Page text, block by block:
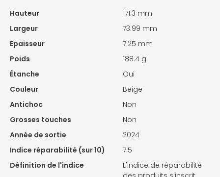
Hauteur
171.3 mm
Largeur
73.99 mm
Epaisseur
7.25 mm
Poids
188.4 g
Étanche
Oui
Couleur
Beige
Antichoc
Non
Grosses touches
Non
Année de sortie
2024
Indice réparabilité (sur 10)
7.5
Définition de l'indice
L'indice de réparabilité